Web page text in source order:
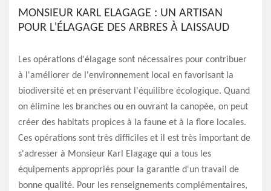
MONSIEUR KARL ELAGAGE : UN ARTISAN
POUR L'ÉLAGAGE DES ARBRES À LAISSAUD
Les opérations d'élagage sont nécessaires pour contribuer
à l'améliorer de l'environnement local en favorisant la
biodiversité et en préservant l'équilibre écologique. Quand
on élimine les branches ou en ouvrant la canopée, on peut
créer des habitats propices à la faune et à la flore locales.
Ces opérations sont très difficiles et il est très important de
s'adresser à Monsieur Karl Elagage qui a tous les
équipements appropriés pour la garantie d'un travail de
bonne qualité. Pour les renseignements complémentaires,